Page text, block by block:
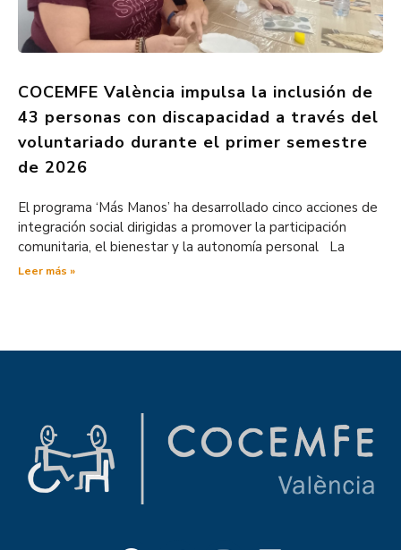
COCEMFE València impulsa la inclusión de
43 personas con discapacidad a través del
voluntariado durante el primer semestre
de 2026
El programa ‘Más Manos’ ha desarrollado cinco acciones de
integración social dirigidas a promover la participación
comunitaria, el bienestar y la autonomía personal La
Leer más »